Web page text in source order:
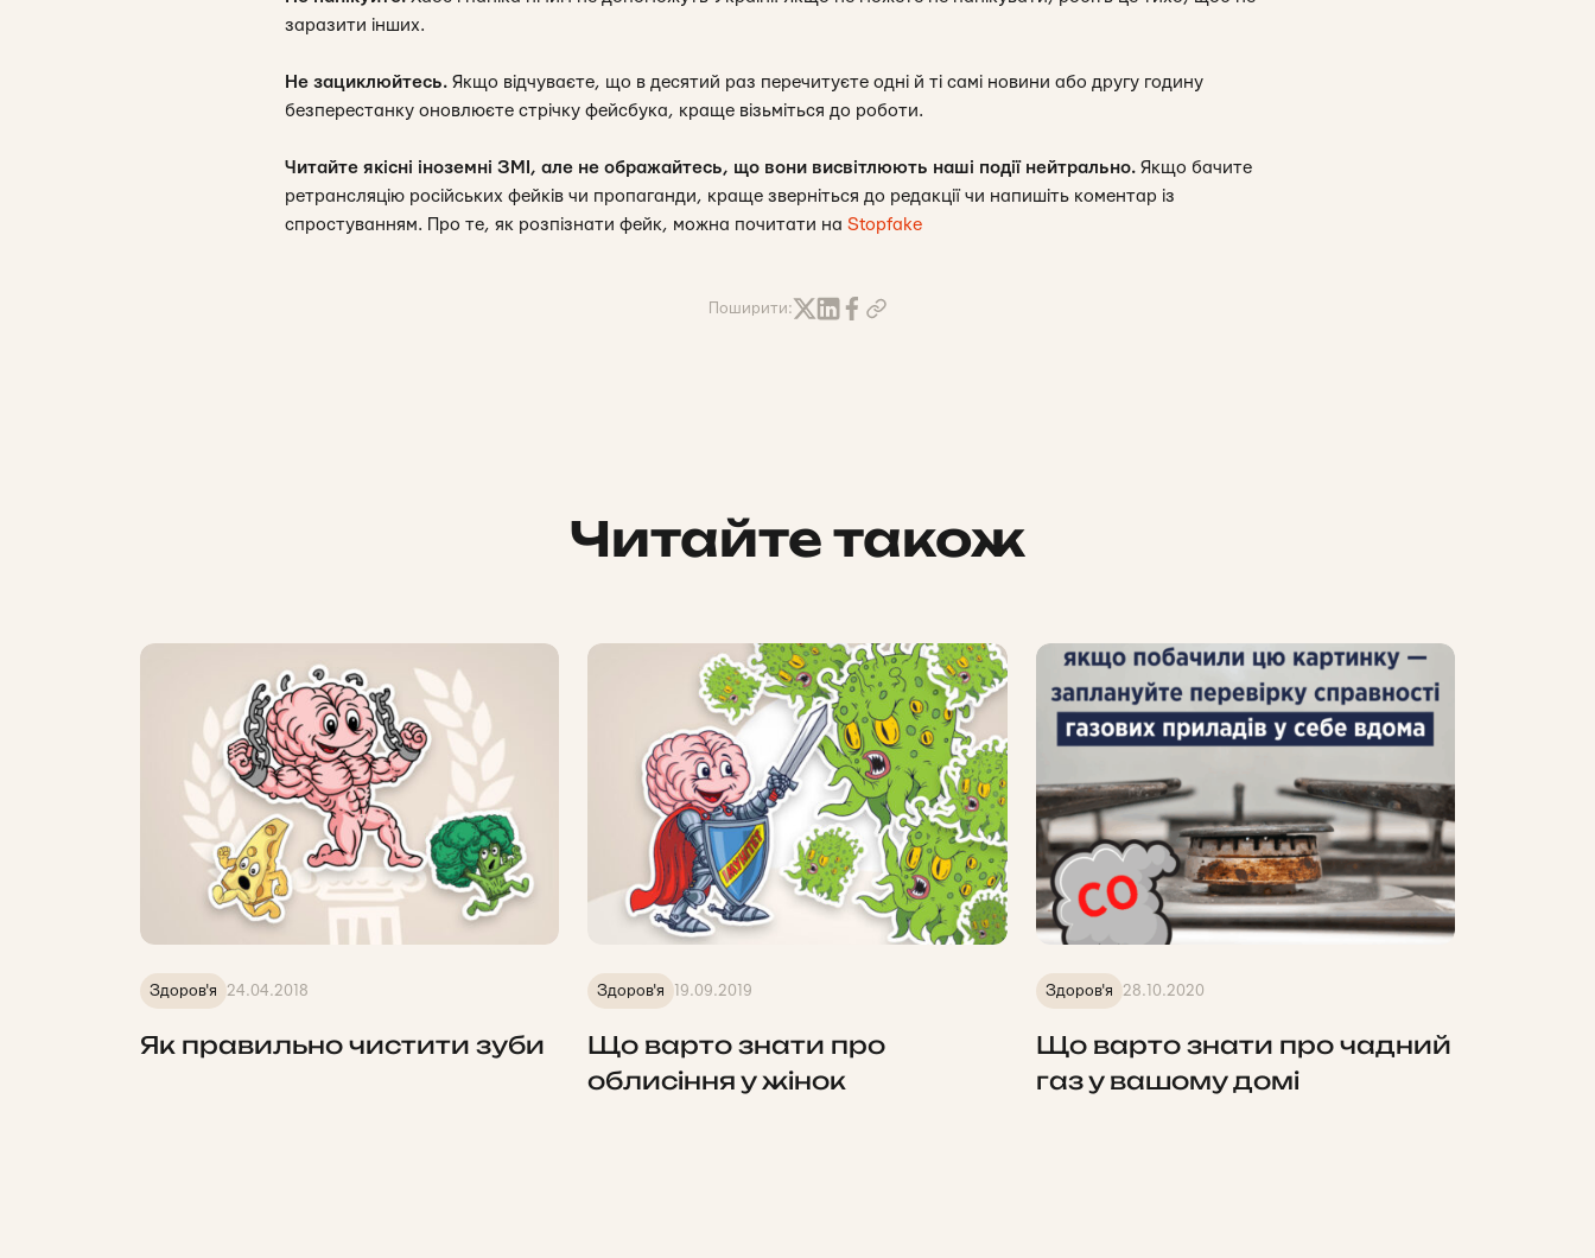
заразити інших.
Не зациклюйтесь. Якщо відчуваєте, що в десятий раз перечитуєте одні й ті самі новини або другу годину
безперестанку оновлюєте стрічку фейсбука, краще візьміться до роботи.
Читайте якісні іноземні ЗМІ, але не ображайтесь, що вони висвітлюють наші події нейтрально. Якщо бачите
ретрансляцію російських фейків чи пропаганди, краще зверніться до редакції чи напишіть коментар із
спростуванням. Про те, як розпізнати фейк, можна почитати на Stopfake
Поширити:
Читайте також
Здоров'я 24.04.2018
Як правильно чистити зуби
Здоров'я 19.09.2019
Що варто знати про
облисіння у жінок
Здоров'я 28.10.2020
Що варто знати про чадний
газ у вашому домі